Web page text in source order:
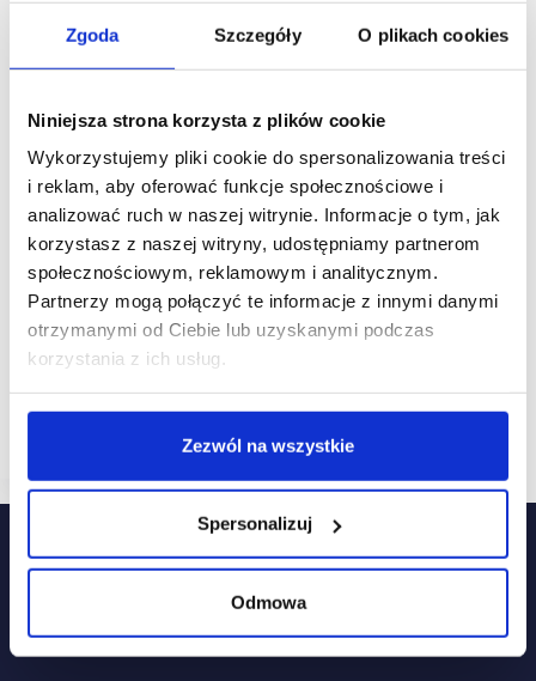
Zgoda Szczegóły O plikach cookies
Niniejsza strona korzysta z plików cookie
Wykorzystujemy pliki cookie do spersonalizowania treści
i reklam, aby oferować funkcje społecznościowe i
analizować ruch w naszej witrynie. Informacje o tym, jak
korzystasz z naszej witryny, udostępniamy partnerom
społecznościowym, reklamowym i analitycznym.
Partnerzy mogą połączyć te informacje z innymi danymi
otrzymanymi od Ciebie lub uzyskanymi podczas
korzystania z ich usług.
Zezwól na wszystkie
Spersonalizuj
Odmowa
15/01/2021 SAS
[BADANIE] Pandemia zmieniła priorytety
konsumentów
Klienci zwracają większą uwagę na bezpieczeństwo
i personalizację niż niską cenę i jakość produktu lub
usługi – tak wynika z badania firmy SAS. 65 proc.